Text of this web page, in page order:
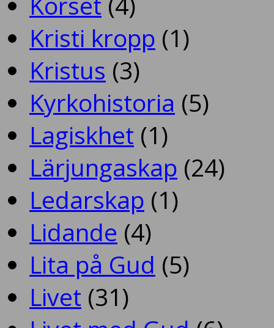
Kristi kropp (1)
Kristus (3)
Kyrkohistoria (5)
Lagiskhet (1)
Lärjungaskap (24)
Ledarskap (1)
Lidande (4)
Lita på Gud (5)
Livet (31)